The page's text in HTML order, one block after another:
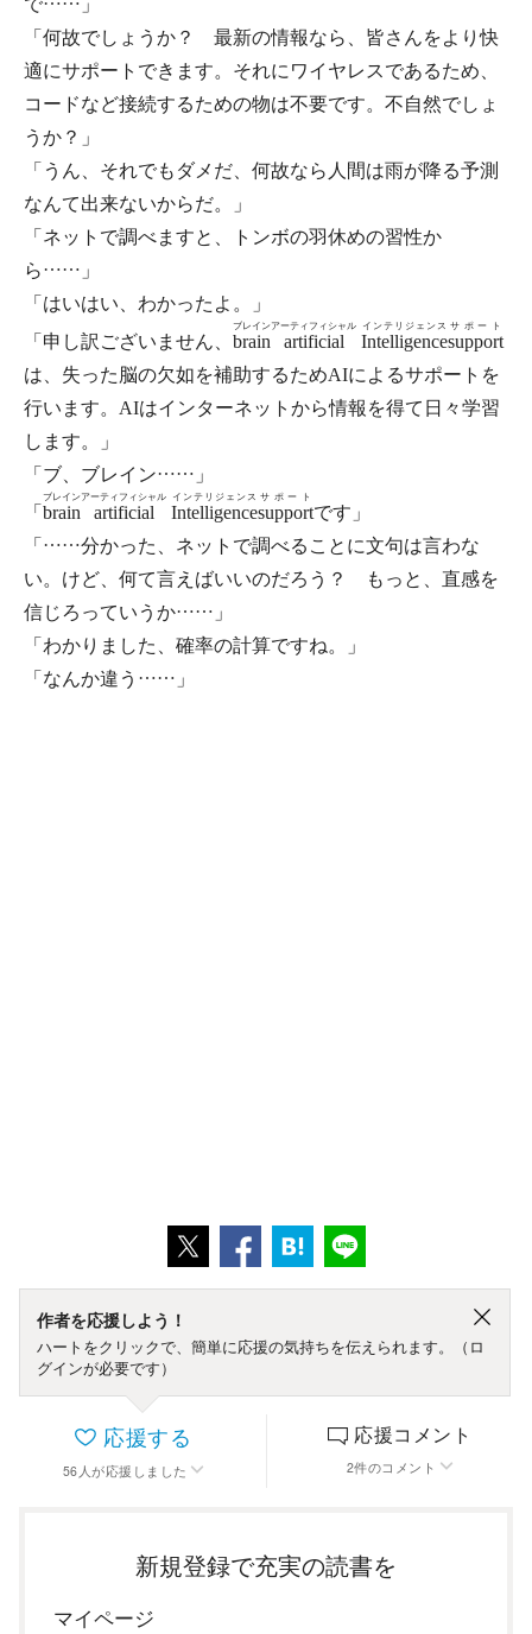
で……」
「何故でしょうか？ 最新の情報なら、皆さんをより快
適にサポートできます。それにワイヤレスであるため、
コードなど接続するための物は不要です。不自然でしょ
うか？」
「うん、それでもダメだ、何故なら人間は雨が降る予測
なんて出来ないからだ。」
「ネットで調べますと、トンボの羽休めの習性か
ら……」
「はいはい、わかったよ。」
「申し訳ございません、 brain
ブレイン
artificial
アーティフィシャル
Intelligence
インテリジェンス
support
サポート
は、失った脳の欠如を補助するためAIによるサポートを
行います。AIはインターネットから情報を得て日々学習
します。」
「ブ、ブレイン……」
「 brain
ブレイン
artificial
アーティフィシャル
Intelligence
インテリジェンス
support
サポート
です」
「……分かった、ネットで調べることに文句は言わな
い。けど、何て言えばいいのだろう？ もっと、直感を
信じろっていうか……」
「わかりました、確率の計算ですね。」
「なんか違う……」
作者を応援しよう！
ハートをクリックで、簡単に応援の気持ちを伝えられます。（ロ
グインが必要です）
応援する
56 人 が応援しました
応援コメント
2件のコメント
新規登録で充実の読書を
マイページ